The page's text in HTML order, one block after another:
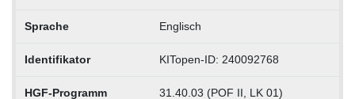
Sprache Englisch
Identifikator KITopen-ID: 240092768
HGF-Programm 31.40.03 (POF II, LK 01)